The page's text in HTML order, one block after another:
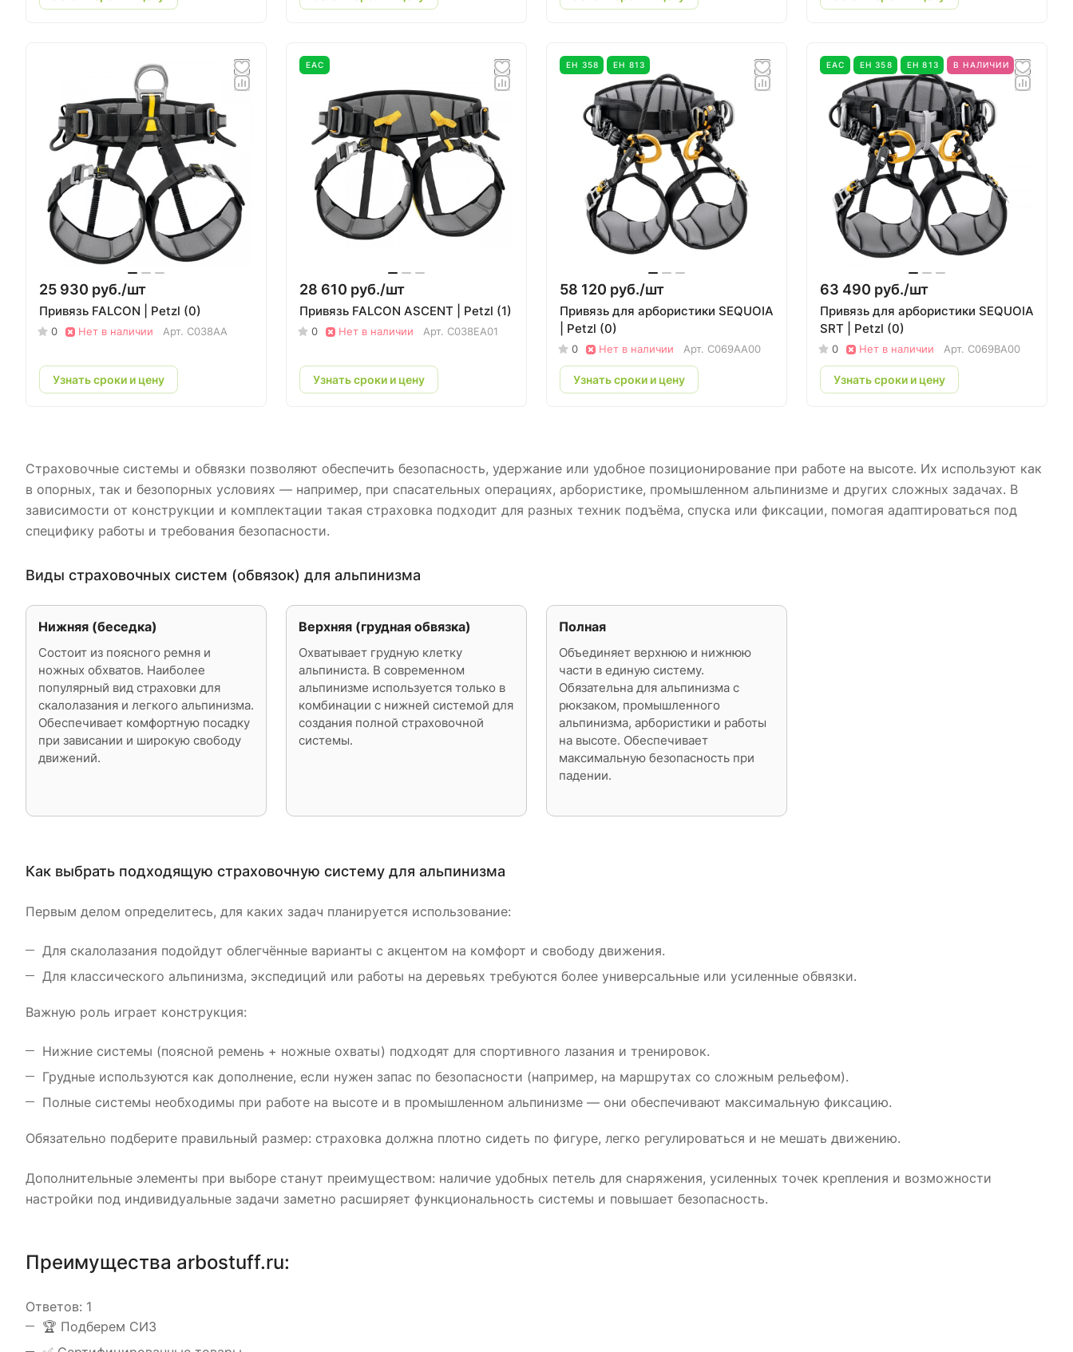
25 930 руб./шт
Привязь FALCON | Petzl (0)
0 Нет в наличии Арт. C038AA
Узнать сроки и цену
EAC
28 610 руб./шт
Привязь FALCON ASCENT | Petzl (1)
0 Нет в наличии Арт. C038EA01
Узнать сроки и цену
ЕН 358 ЕН 813
58 120 руб./шт
Привязь для арбористики SEQUOIA
| Petzl (0)
0 Нет в наличии Арт. C069AA00
Узнать сроки и цену
EAC ЕН 358 ЕН 813 В НАЛИЧИИ
63 490 руб./шт
Привязь для арбористики SEQUOIA
SRT | Petzl (0)
0 Нет в наличии Арт. C069BA00
Узнать сроки и цену
Страховочные системы и обвязки позволяют обеспечить безопасность, удержание или удобное позиционирование при работе на высоте. Их используют как
в опорных, так и безопорных условиях — например, при спасательных операциях, арбористике, промышленном альпинизме и других сложных задачах. В
зависимости от конструкции и комплектации такая страховка подходит для разных техник подъёма, спуска или фиксации, помогая адаптироваться под
специфику работы и требования безопасности.
Виды страховочных систем (обвязок) для альпинизма
Нижняя (беседка)
Состоит из поясного ремня и
ножных обхватов. Наиболее
популярный вид страховки для
скалолазания и легкого альпинизма.
Обеспечивает комфортную посадку
при зависании и широкую свободу
движений.
Верхняя (грудная обвязка)
Охватывает грудную клетку
альпиниста. В современном
альпинизме используется только в
комбинации с нижней системой для
создания полной страховочной
системы.
Полная
Объединяет верхнюю и нижнюю
части в единую систему.
Обязательна для альпинизма с
рюкзаком, промышленного
альпинизма, арбористики и работы
на высоте. Обеспечивает
максимальную безопасность при
падении.
Как выбрать подходящую страховочную систему для альпинизма
Первым делом определитесь, для каких задач планируется использование:
Для скалолазания подойдут облегчённые варианты с акцентом на комфорт и свободу движения.
Для классического альпинизма, экспедиций или работы на деревьях требуются более универсальные или усиленные обвязки.
Важную роль играет конструкция:
Нижние системы (поясной ремень + ножные охваты) подходят для спортивного лазания и тренировок.
Грудные используются как дополнение, если нужен запас по безопасности (например, на маршрутах со сложным рельефом).
Полные системы необходимы при работе на высоте и в промышленном альпинизме — они обеспечивают максимальную фиксацию.
Обязательно подберите правильный размер: страховка должна плотно сидеть по фигуре, легко регулироваться и не мешать движению.
Дополнительные элементы при выборе станут преимуществом: наличие удобных петель для снаряжения, усиленных точек крепления и возможности
настройки под индивидуальные задачи заметно расширяет функциональность системы и повышает безопасность.
Преимущества arbostuff.ru:
Ответов: 1
️🏆 Подберем СИЗ